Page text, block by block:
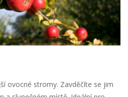
ovocné stromy. Zavděčíte se jim